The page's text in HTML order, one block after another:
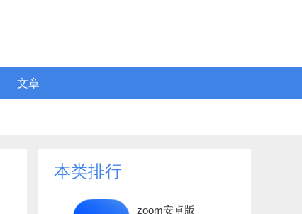
文章
本类排行
zoom安卓版